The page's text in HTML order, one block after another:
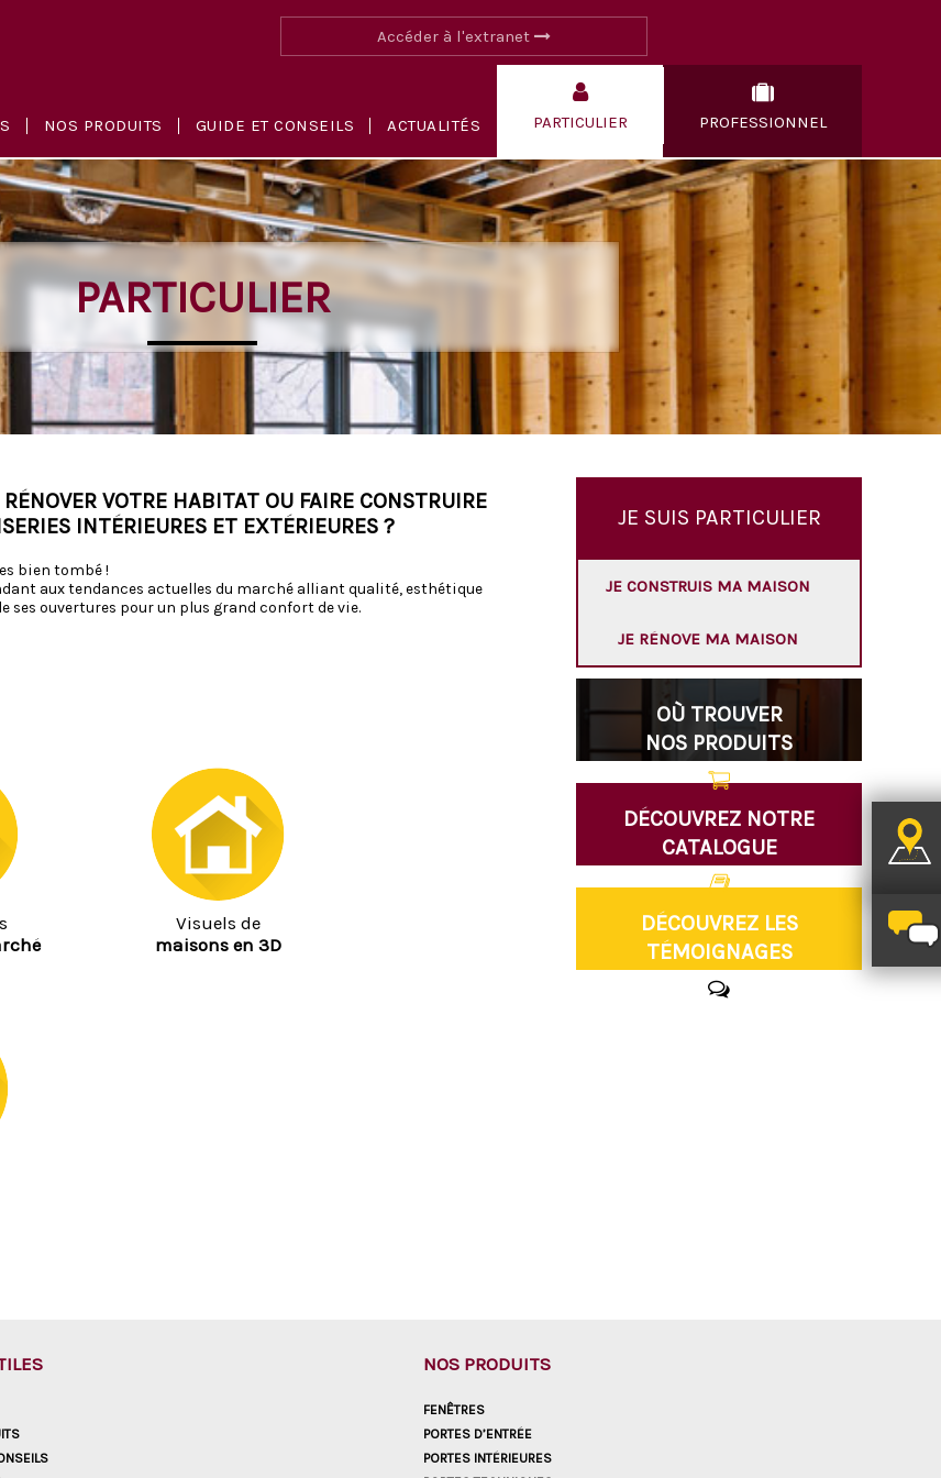
Accéder à l'extranet
NOS PRODUITS GUIDE ET CONSEILS ACTUALITÉS PARTICULIER PROFESSIONNEL
PARTICULIER
VOTRE HABITAT OU FAIRE CONSTRUIRE
INTÉRIEURES ET EXTÉRIEURES ?
bien tombé !
aux tendances actuelles du marché alliant qualité, esthétique
ouvertures pour un plus grand confort de vie.
Visuels de
maisons en 3D
JE SUIS PARTICULIER
JE CONSTRUIS MA MAISON
JE RÉNOVE MA MAISON
OÙ TROUVER
NOS PRODUITS
DÉCOUVREZ NOTRE
CATALOGUE
DÉCOUVREZ LES
TÉMOIGNAGES
NOS PRODUITS
FENÊTRES
PORTES D’ENTRÉE
PORTES INTÉRIEURES